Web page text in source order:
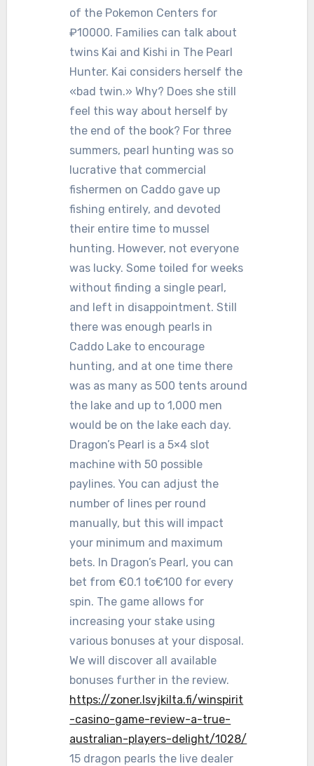
of the Pokemon Centers for
₽10000. Families can talk about
twins Kai and Kishi in The Pearl
Hunter. Kai considers herself the
«bad twin.» Why? Does she still
feel this way about herself by
the end of the book? For three
summers, pearl hunting was so
lucrative that commercial
fishermen on Caddo gave up
fishing entirely, and devoted
their entire time to mussel
hunting. However, not everyone
was lucky. Some toiled for weeks
without finding a single pearl,
and left in disappointment. Still
there was enough pearls in
Caddo Lake to encourage
hunting, and at one time there
was as many as 500 tents around
the lake and up to 1,000 men
would be on the lake each day.
Dragon’s Pearl is a 5×4 slot
machine with 50 possible
paylines. You can adjust the
number of lines per round
manually, but this will impact
your minimum and maximum
bets. In Dragon’s Pearl, you can
bet from €0.1 to€100 for every
spin. The game allows for
increasing your stake using
various bonuses at your disposal.
We will discover all available
bonuses further in the review.
https://zoner.lsvjkilta.fi/winspirit
-casino-game-review-a-true-
australian-players-delight/1028/
15 dragon pearls the live dealer